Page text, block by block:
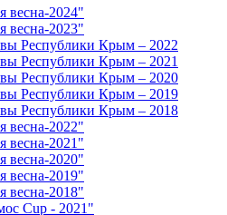
весна-2024"
весна-2023"
Республики Крым – 2022
Республики Крым – 2021
Республики Крым – 2020
Республики Крым – 2019
Республики Крым – 2018
весна-2022"
весна-2021"
весна-2020"
весна-2019"
весна-2018"
Cup - 2021"